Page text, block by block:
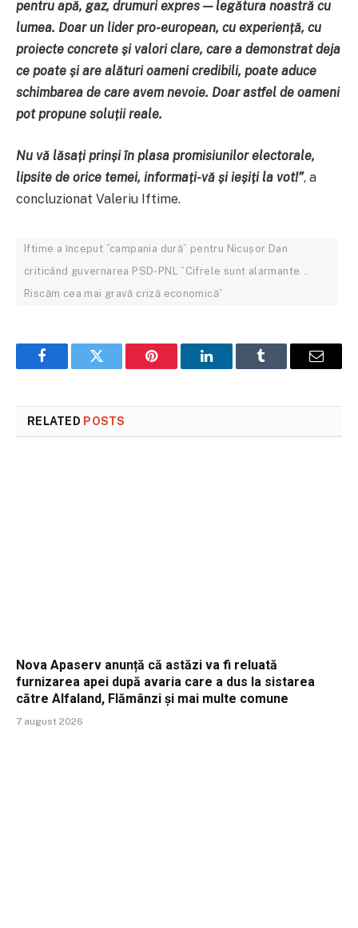
pentru apă, gaz, drumuri expres — legătura noastră cu
lumea. Doar un lider pro-european, cu experiență, cu
proiecte concrete și valori clare, care a demonstrat deja
ce poate și are alături oameni credibili, poate aduce
schimbarea de care avem nevoie. Doar astfel de oameni
pot propune soluții reale.
Nu vă lăsați prinși în plasa promisiunilor electorale,
lipsite de orice temei, informați-vă și ieșiți la vot!”, a
concluzionat Valeriu Iftime.
Iftime a început ”campania dură” pentru Nicușor Dan
criticând guvernarea PSD-PNL ”Cifrele sunt alarmante...
Riscăm cea mai gravă criză economică”
FacebookTwitter Pinterest LinkedInTumblr Email
RELATED POSTS
Nova Apaserv anunță că astăzi va fi reluată
furnizarea apei după avaria care a dus la sistarea
către Alfaland, Flămânzi și mai multe comune
7 august 2026